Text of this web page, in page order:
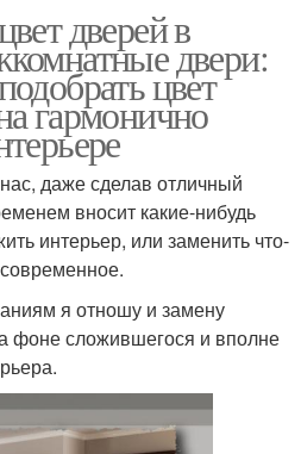
дверей в
двери:
цвет
гармонично
даже сделав отличный
вносит какие-нибудь
интерьер, или заменить что-
я отношу и замену
фоне сложившегося и вполне